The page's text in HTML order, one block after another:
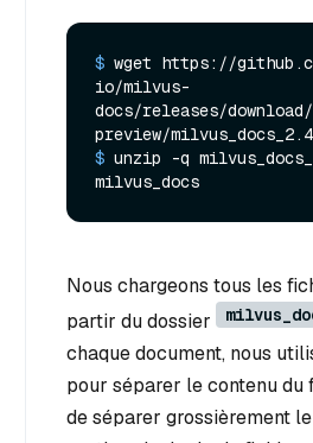
$ wget https://
io/milvus-
docs/releases/
preview/
$ unzip -q
milvus_docs
Nous chargeons tous les
partir du dossier
chaque document, nous
pour séparer le contenu du
de séparer grossièrement